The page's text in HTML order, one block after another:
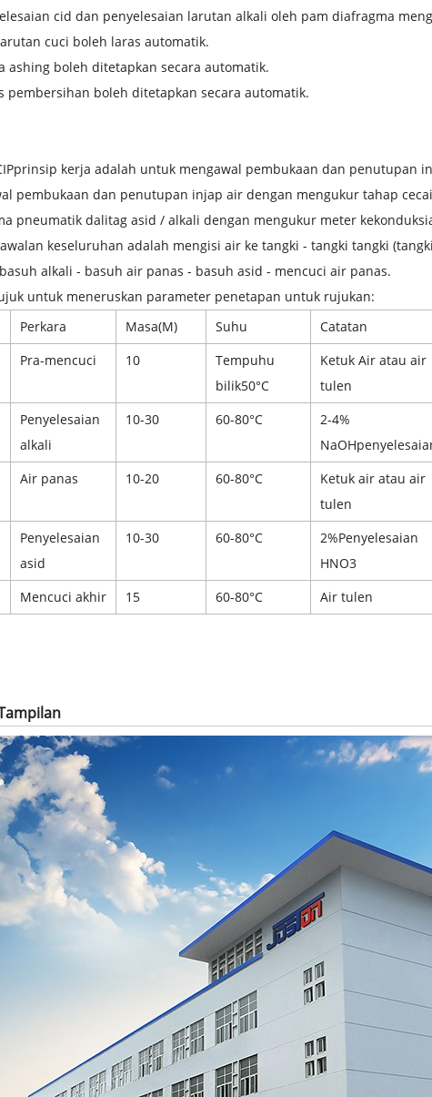
cid dan penyelesaian larutan alkali oleh pam diafragma
cuci boleh laras automatik.
ashing boleh ditetapkan secara automatik.
pembersihan boleh ditetapkan secara automatik.
prinsip kerja adalah untuk mengawal pembukaan dan penutupan
pembukaan dan penutupan injap air dengan mengukur tahap
pneumatik dalitag asid / alkali dengan mengukur meter
keseluruhan adalah mengisi air ke tangki - tangki tangki
alkali - basuh air panas - basuh asid - mencuci air panas.
untuk meneruskan parameter penetapan untuk rujukan:
Perkara Masa(M) Suhu
Catatan
Pra-mencuci 10
Tempuhu
bilik50°C
Ketuk Air atau air
tulen
Penyelesaian
alkali
10-30 60-80°C
2-4%
NaOH
Air panas 10-20 60-80°C
Ketuk air atau air
tulen
Penyelesaian
asid
10-30 60-80°C 2%Penyelesaian
HNO3
Mencuci akhir 15 60-80°C Air tulen